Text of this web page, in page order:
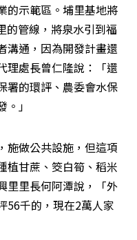
的示範區。埔里基地將
的管線，將泉水引到福
溝通，因為開發計畫還
理處長曾仁隆說：「還
署的環評、農委會水保
」
施做公共設施，但這項
植甘蔗、筊白筍、稻米
里里長何阿潭說，「外
56千的，現在2萬人家